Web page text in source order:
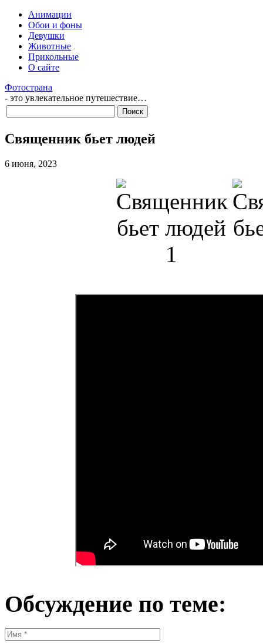
Анимации
Обои и фоны
Девушки
Животные
Прикольные
О сайте
Фотострана
- это увлекательное путешествие…
Священник бьет людей
6 июня, 2023
Обсуждение по теме: